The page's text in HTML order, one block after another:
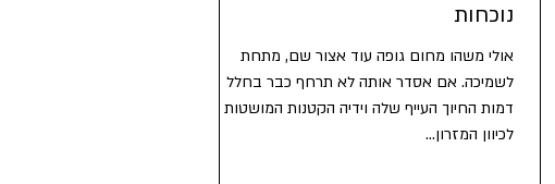
נוכחות
אולי משהו מחום גופה עוד אצור שם, מתחת
לשמיכה. אם אסדר אותה לא תרחף כבר בחלל
דמות החיוך העייף שלה וידיה הקטנות המושטות
לכיוון המזרון...